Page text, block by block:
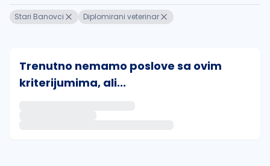
Stari Banovci Diplomirani veterinar
Trenutno nemamo poslove sa ovim
kriterijumima, ali...